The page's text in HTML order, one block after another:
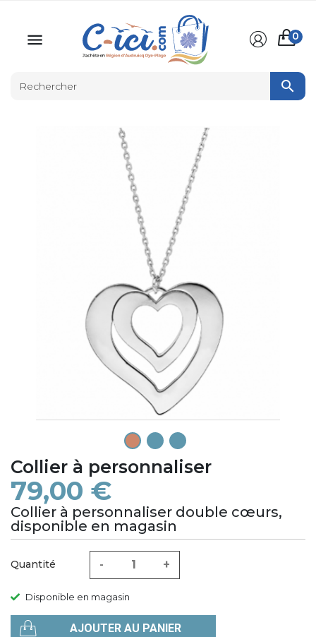
 0

Collier à personnaliser
79,00 €
Collier à personnaliser double cœurs,
disponible en magasin
Quantité - +
Disponible en magasin
AJOUTER AU PANIER